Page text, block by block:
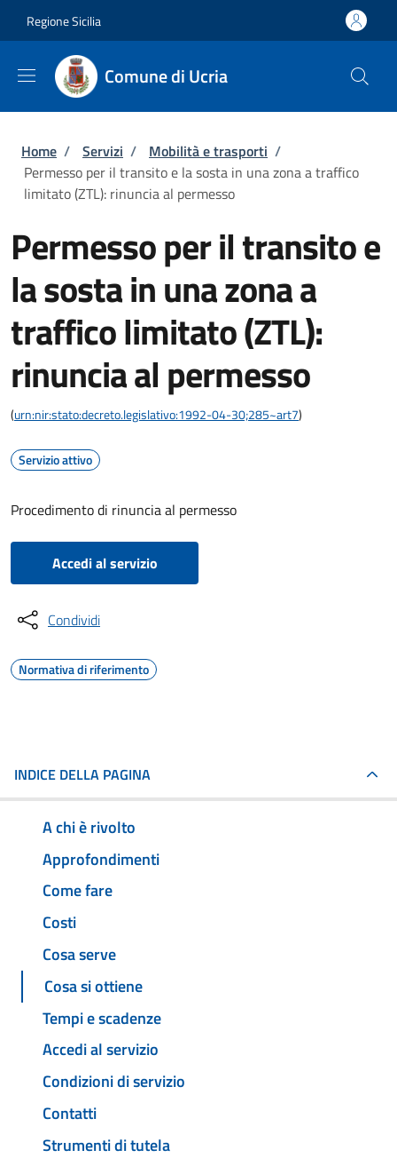
Regione Sicilia
Comune di Ucria
Briciole di pane
Home / Servizi / Mobilità e trasporti /
Permesso per il transito e la sosta in una zona a traffico
limitato (ZTL): rinuncia al permesso
Permesso per il transito e
la sosta in una zona a
traffico limitato (ZTL):
rinuncia al permesso
(urn:nir:stato:decreto.legislativo:1992-04-30;285~art7)
Servizio attivo
Procedimento di rinuncia al permesso
Accedi al servizio
Condividi
Normativa di riferimento
INDICE DELLA PAGINA
A chi è rivolto
Approfondimenti
Come fare
Costi
Cosa serve
Cosa si ottiene
Tempi e scadenze
Accedi al servizio
Condizioni di servizio
Contatti
Strumenti di tutela